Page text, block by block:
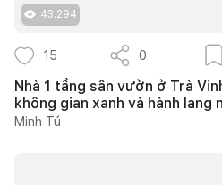
43.294
15 0
Nhà 1 tầng sân vườn ở Trà
không gian xanh và hành lang
Minh Tú